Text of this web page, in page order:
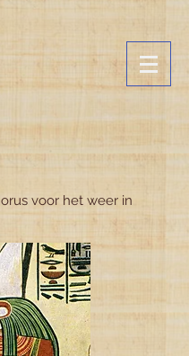
voor het weer in